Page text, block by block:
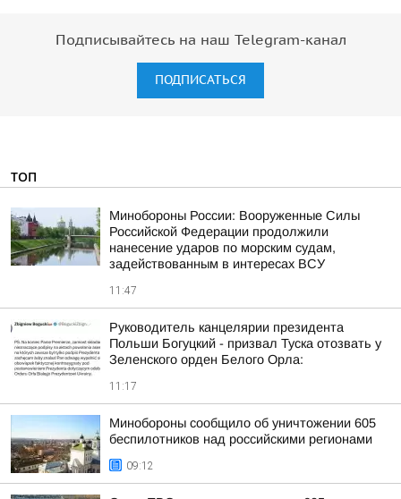
Подписывайтесь на наш Telegram-канал
ПОДПИСАТЬСЯ
ТОП
Минобороны России: Вооруженные Силы
Российской Федерации продолжили
нанесение ударов по морским судам,
задействованным в интересах ВСУ
11:47
Руководитель канцелярии президента
Польши Богуцкий - призвал Туска отозвать у
Зеленского орден Белого Орла:
11:17
Минобороны сообщило об уничтожении 605
беспилотников над российскими регионами
09:12